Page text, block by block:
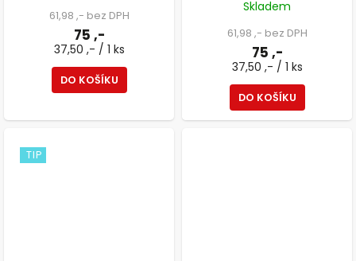
61,98 ,- bez DPH
75 ,-
37,50 ,- / 1 ks
DO KOŠÍKU
Skladem
61,98 ,- bez DPH
75 ,-
37,50 ,- / 1 ks
DO KOŠÍKU
TIP